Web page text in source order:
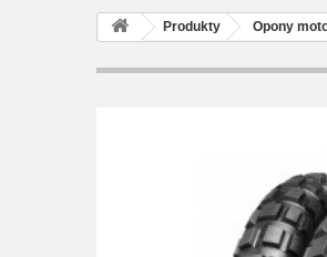
Produkty Opony